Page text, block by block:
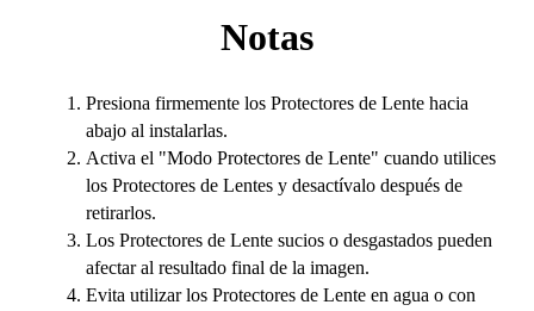
Notas
Presiona firmemente los Protectores de Lente hacia
abajo al instalarlas.
Activa el "Modo Protectores de Lente" cuando utilices
los Protectores de Lentes y desactívalo después de
retirarlos.
Los Protectores de Lente sucios o desgastados pueden
afectar al resultado final de la imagen.
Evita utilizar los Protectores de Lente en agua o con